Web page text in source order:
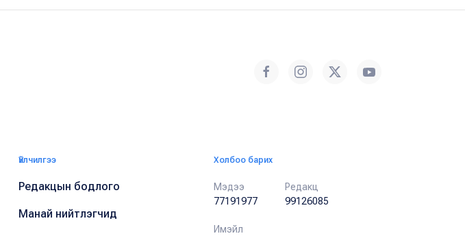
Үйлчилгээ
Редакцын бодлого
Манай нийтлэгчид
Холбоо барих
Мэдээ
77191977
Редакц
99126085
Имэйл